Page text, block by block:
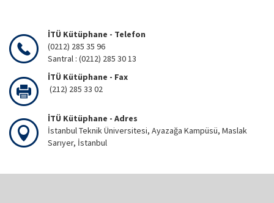
İTÜ Kütüphane - Telefon
(0212) 285 35 96
Santral : (0212) 285 30 13
İTÜ Kütüphane - Fax
(212) 285 33 02
İTÜ Kütüphane - Adres
İstanbul Teknik Üniversitesi, Ayazağa Kampüsü, Maslak
Sarıyer, İstanbul